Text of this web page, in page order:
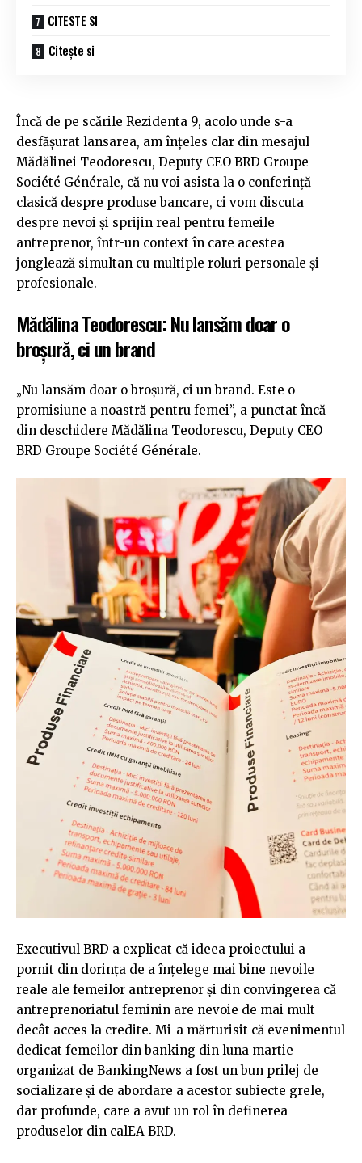
CITESTE SI
Citește si
Încă de pe scările Rezidenta 9, acolo unde s-a
desfășurat lansarea, am înțeles clar din mesajul
Mădălinei Teodorescu, Deputy CEO BRD Groupe
Société Générale, că nu voi asista la o conferință
clasică despre produse bancare, ci vom discuta
despre nevoi și sprijin real pentru femeile
antreprenor, într-un context în care acestea
jonglează simultan cu multiple roluri personale și
profesionale.
Mădălina Teodorescu: Nu lansăm doar o
broșură, ci un brand
„Nu lansăm doar o broșură, ci un brand. Este o
promisiune a noastră pentru femei”, a punctat încă
din deschidere Mădălina Teodorescu, Deputy CEO
BRD Groupe Société Générale.
Executivul BRD a explicat că ideea proiectului a
pornit din dorința de a înțelege mai bine nevoile
reale ale femeilor antreprenor și din convingerea că
antreprenoriatul feminin are nevoie de mai mult
decât acces la credite. Mi-a mărturisit că evenimentul
dedicat femeilor din banking din luna martie
organizat de BankingNews a fost un bun prilej de
socializare și de abordare a acestor subiecte grele,
dar profunde, care a avut un rol în definerea
produselor din calEA BRD.